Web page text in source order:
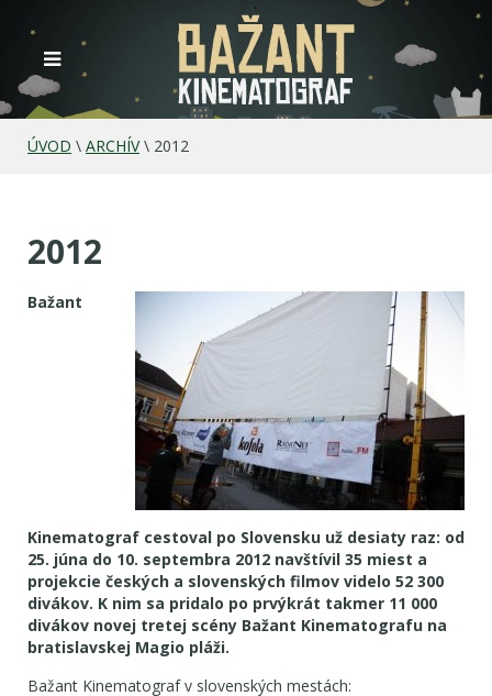
ÚVOD \ ARCHÍV\ 2012
2012
Bažant
Kinematograf cestoval po Slovensku už desiaty raz: od
25. júna do 10. septembra 2012 navštívil 35 miest a
projekcie českých a slovenských filmov videlo 52 300
divákov. K nim sa pridalo po prvýkrát takmer 11 000
divákov novej tretej scény Bažant Kinematografu na
bratislavskej Magio pláži.
Bažant Kinematograf v slovenských mestách: